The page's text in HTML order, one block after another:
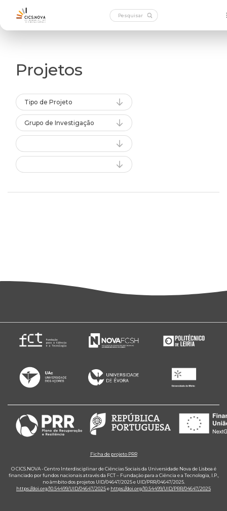
Projetos
Tipo de Projeto
Grupo de Investigação
Ficha de projeto PRR
O CICS.NOVA - Centro Interdisciplinar de Ciências Sociais da Universidade Nova de Lisboa é
financiado por fundos nacionais através da FCT – Fundação para a Ciência e a Tecnologia, I.P.,
no âmbito dos projetos UID/04647/2025 e UID/PRR/04647/2025.
https://doi.org/10.54499/UID/04647/2025e https://doi.org/10.54499/UID/PRR/04647/2025